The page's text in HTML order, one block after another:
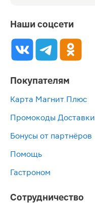
Наши соцсети
Покупателям
Карта Магнит Плюс
Промокоды Доставки
Бонусы от партнёров
Помощь
Гастроном
Сотрудничество